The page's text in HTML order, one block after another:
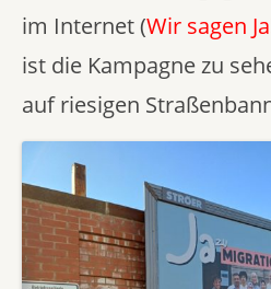
im Internet (Wir sagen
ist die Kampagne zu
auf riesigen